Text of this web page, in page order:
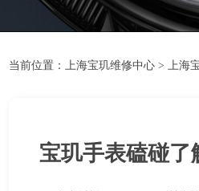
当前位置： 上海宝玑维修中心 > 上海
宝玑手表磕碰了